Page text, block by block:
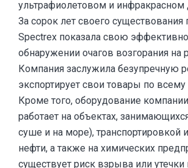
ультрафиолетовом и инфракрасном
За сорок лет своего существования
Spectrex показала свою
обнаружении очагов возгорания на
Компания заслужила безупречную
экспортирует свои товары по всему
Кроме того, оборудование
работает на объектах,
суше и на море), транспортировкой
нефти, а также на химических
существует риск взрыва или утечки